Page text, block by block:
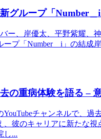
グループ「Number
ー、岸優太、平野紫耀、
ープ「Number＿i」の結成
の重病体験を語る –
チャンネルで、
、彼のキャリアに新たな
し...